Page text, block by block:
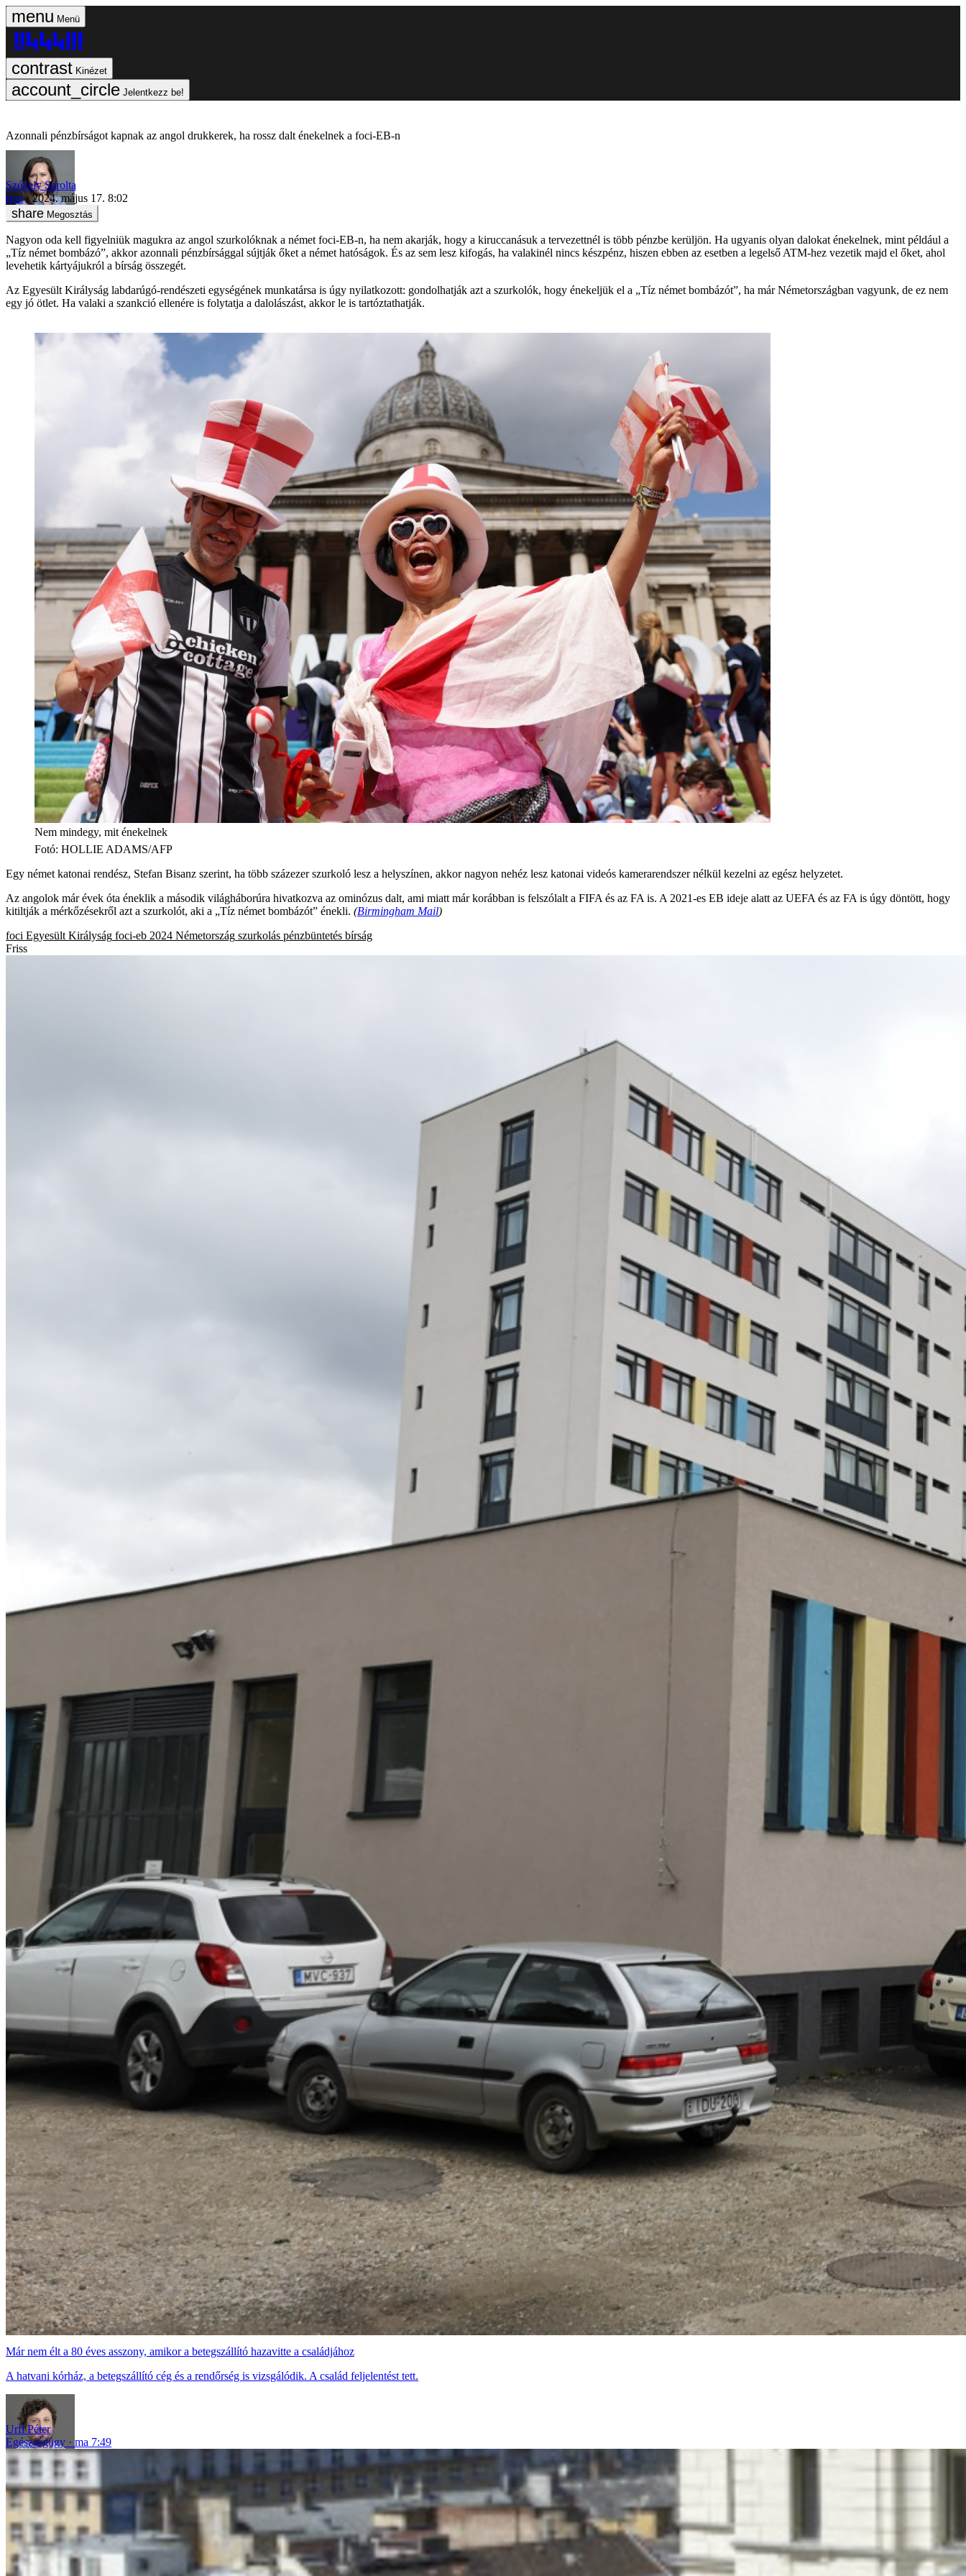
Menü
Kinézet
Jelentkezz be!
Azonnali pénzbírságot kapnak az angol drukkerek, ha rossz dalt énekelnek a foci-EB-n
Székely Sarolta
foci
2024. május 17. 8:02
Megosztás
Nagyon oda kell figyelniük magukra az angol szurkolóknak a német foci-EB-n, ha nem akarják, hogy a kiruccanásuk a tervezettnél is több pénzbe kerüljön. Ha ugyanis olyan dalokat énekelnek, mint például a
„Tíz német bombázó”, akkor azonnali pénzbírsággal sújtják őket a német hatóságok. És az sem lesz kifogás, ha valakinél nincs készpénz, hiszen ebben az esetben a legelső ATM-hez vezetik majd el őket, ahol
levehetik kártyájukról a bírság összegét.
Az Egyesült Királyság labdarúgó-rendészeti egységének munkatársa is úgy nyilatkozott: gondolhatják azt a szurkolók, hogy énekeljük el a „Tíz német bombázót”, ha már Németországban vagyunk, de ez nem
egy jó ötlet. Ha valaki a szankció ellenére is folytatja a dalolászást, akkor le is tartóztathatják.
Nem mindegy, mit énekelnek
Fotó: HOLLIE ADAMS/AFP
Egy német katonai rendész, Stefan Bisanz szerint, ha több százezer szurkoló lesz a helyszínen, akkor nagyon nehéz lesz katonai videós kamerarendszer nélkül kezelni az egész helyzetet.
Az angolok már évek óta éneklik a második világháborúra hivatkozva az ominózus dalt, ami miatt már korábban is felszólalt a FIFA és az FA is. A 2021-es EB ideje alatt az UEFA és az FA is úgy döntött, hogy
kitiltják a mérkőzésekről azt a szurkolót, aki a „Tíz német bombázót” énekli. (Birmingham Mail)
foci Egyesült Királyság foci-eb 2024 Németország szurkolás pénzbüntetés bírság
Friss
Már nem élt a 80 éves asszony, amikor a betegszállító hazavitte a családjához
A hatvani kórház, a betegszállító cég és a rendőrség is vizsgálódik. A család feljelentést tett.
Urfi Péter
Egészségügy
ma 7:49